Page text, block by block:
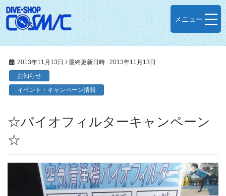
メニュー
2013年11月13日 / 最終更新日時 : 2013年11月13日
お知らせ
イベント・キャンペーン情報
☆バイオフィルターキャンペーン
☆